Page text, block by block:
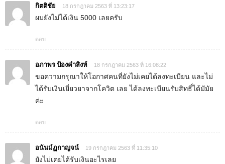
กิตติชัย 18 กรกฎาคม 2563 ที่ 13:23:17
ผมยังไม่ได้เงิน 5000 เลยครับ
ตอบ
อภาพร ป้องคำสิงห์ 18 กรกฎาคม 2563 ที่ 16:08:22
ขอความกรุณาให้โอกาศคนที่ยังไม่เคยได้ลงทะเบียน และไม่
ได้รับเงินเยี่ยวยาจากโควิต เลย ได้ลงทะเบียนรับสิทธิ์ได้มัมัย
ค่ะ
ตอบ
อนันม์ฏกาญจน์ 19 กรกฎาคม 2563 ที่ 11:35:10
ยังไม่เคยได้รับเงินอะไรเลย